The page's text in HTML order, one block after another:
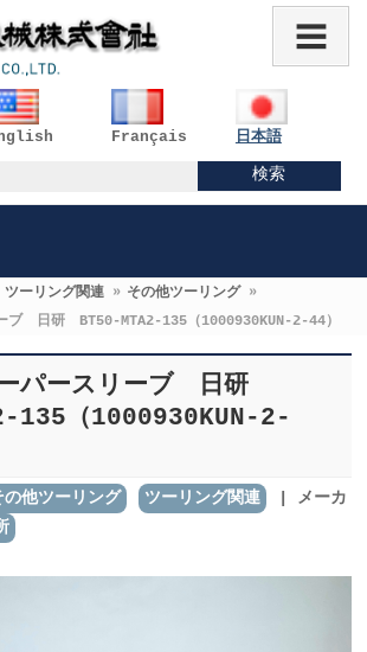
Français 日本語
ツーリング関連 » その他ツーリング »
ブ 日研 BT50-MTA2-135（1000930KUN-2-44）
パースリーブ 日研
135（1000930KUN-2-
の他ツーリング ツーリング関連
メーカ